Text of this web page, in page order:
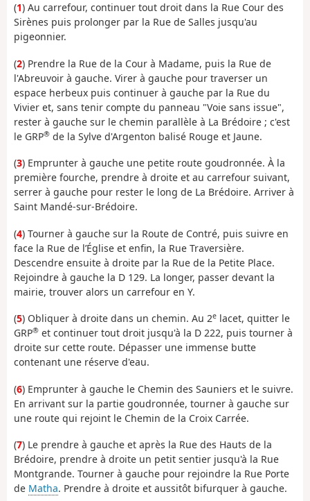
(1) Au carrefour, continuer tout droit dans la Rue Cour des
Sirènes puis prolonger par la Rue de Salles jusqu'au
pigeonnier.
(2) Prendre la Rue de la Cour à Madame, puis la Rue de
l'Abreuvoir à gauche. Virer à gauche pour traverser un
espace herbeux puis continuer à gauche par la Rue du
Vivier et, sans tenir compte du panneau "Voie sans issue",
rester à gauche sur le chemin parallèle à La Brédoire ; c'est
le GRP® de la Sylve d'Argenton balisé Rouge et Jaune.
(3) Emprunter à gauche une petite route goudronnée. À la
première fourche, prendre à droite et au carrefour suivant,
serrer à gauche pour rester le long de La Brédoire. Arriver à
Saint Mandé-sur-Brédoire.
(4) Tourner à gauche sur la Route de Contré, puis suivre en
face la Rue de l’Église et enfin, la Rue Traversière.
Descendre ensuite à droite par la Rue de la Petite Place.
Rejoindre à gauche la D 129. La longer, passer devant la
mairie, trouver alors un carrefour en Y.
(5) Obliquer à droite dans un chemin. Au 2e lacet, quitter le
GRP® et continuer tout droit jusqu'à la D 222, puis tourner à
droite sur cette route. Dépasser une immense butte
contenant une réserve d'eau.
(6) Emprunter à gauche le Chemin des Sauniers et le suivre.
En arrivant sur la partie goudronnée, tourner à gauche sur
une route qui rejoint le Chemin de la Croix Carrée.
(7) Le prendre à gauche et après la Rue des Hauts de la
Brédoire, prendre à droite un petit sentier jusqu'à la Rue
Montgrande. Tourner à gauche pour rejoindre la Rue Porte
de Matha. Prendre à droite et aussitôt bifurquer à gauche.